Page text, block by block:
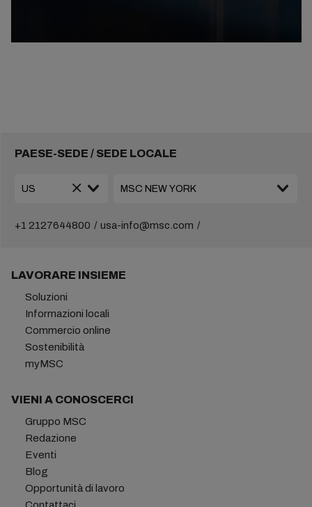
PAESE-SEDE / SEDE LOCALE
+1 2127644800 usa-info@msc.com
LAVORARE INSIEME
Soluzioni
Informazioni locali
Commercio online
Sostenibilità
myMSC
VIENI A CONOSCERCI
Gruppo MSC
Redazione
Eventi
Blog
Opportunità di lavoro